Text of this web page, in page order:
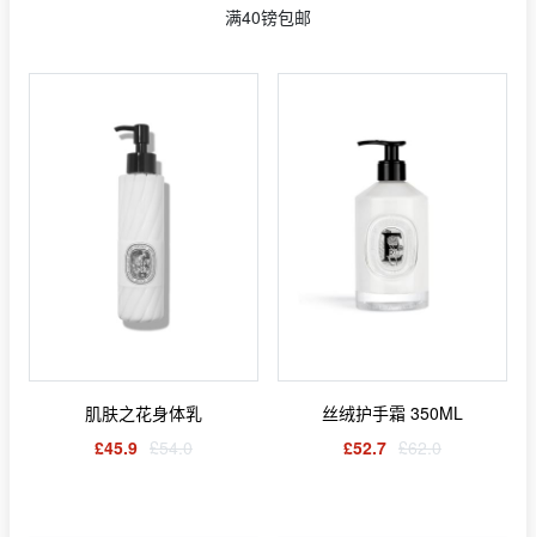
满40镑包邮
肌肤之花身体乳
£45.9 £54.0
丝绒护手霜 350ML
£52.7 £62.0